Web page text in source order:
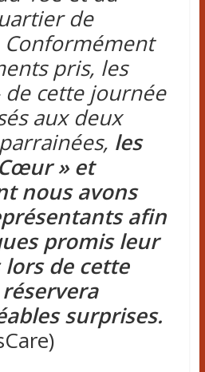
de
pris, les
de cette journée
aux deux
les
» et
nous avons
afin
promis leur
de cette
surprises.